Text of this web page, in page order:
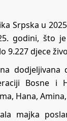
Srpska u
godini, što
9.227 djece
Bosne i
Hana,
majka